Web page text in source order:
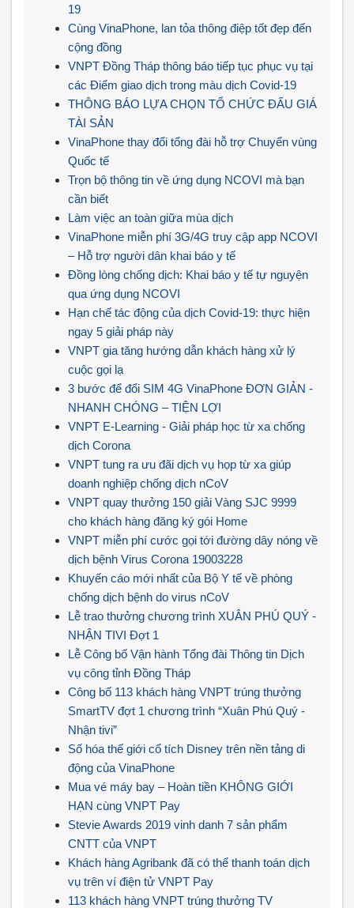
19
Cùng VinaPhone, lan tỏa thông điệp tốt đẹp đến
cộng đồng
VNPT Đồng Tháp thông báo tiếp tục phục vụ tại
các Điểm giao dịch trong màu dịch Covid-19
THÔNG BÁO LỰA CHỌN TỔ CHỨC ĐẤU GIÁ
TÀI SẢN
VinaPhone thay đổi tổng đài hỗ trợ Chuyển vùng
Quốc tế
Trọn bộ thông tin về ứng dụng NCOVI mà bạn
cần biết
Làm việc an toàn giữa mùa dịch
VinaPhone miễn phí 3G/4G truy cập app NCOVI
– Hỗ trợ người dân khai báo y tế
Đồng lòng chống dịch: Khai báo y tế tự nguyện
qua ứng dụng NCOVI
Hạn chế tác động của dịch Covid-19: thực hiện
ngay 5 giải pháp này
VNPT gia tăng hướng dẫn khách hàng xử lý
cuộc gọi lạ
3 bước để đổi SIM 4G VinaPhone ĐƠN GIẢN -
NHANH CHÓNG – TIỆN LỢI
VNPT E-Learning - Giải pháp học từ xa chống
dịch Corona
VNPT tung ra ưu đãi dịch vụ họp từ xa giúp
doanh nghiệp chống dịch nCoV
VNPT quay thưởng 150 giải Vàng SJC 9999
cho khách hàng đăng ký gói Home
VNPT miễn phí cước gọi tới đường dây nóng về
dịch bệnh Virus Corona 19003228
Khuyến cáo mới nhất của Bộ Y tế về phòng
chống dịch bệnh do virus nCoV
Lễ trao thưởng chương trình XUÂN PHÚ QUÝ -
NHẬN TIVI Đợt 1
Lễ Công bố Vận hành Tổng đài Thông tin Dịch
vụ công tỉnh Đồng Tháp
Công bố 113 khách hàng VNPT trúng thưởng
SmartTV đợt 1 chương trình “Xuân Phú Quý -
Nhận tivi”
Số hóa thế giới cổ tích Disney trên nền tảng di
động của VinaPhone
Mua vé máy bay – Hoàn tiền KHÔNG GIỚI
HẠN cùng VNPT Pay
Stevie Awards 2019 vinh danh 7 sản phẩm
CNTT của VNPT
Khách hàng Agribank đã có thể thanh toán dịch
vụ trên ví điện tử VNPT Pay
113 khách hàng VNPT trúng thưởng TV